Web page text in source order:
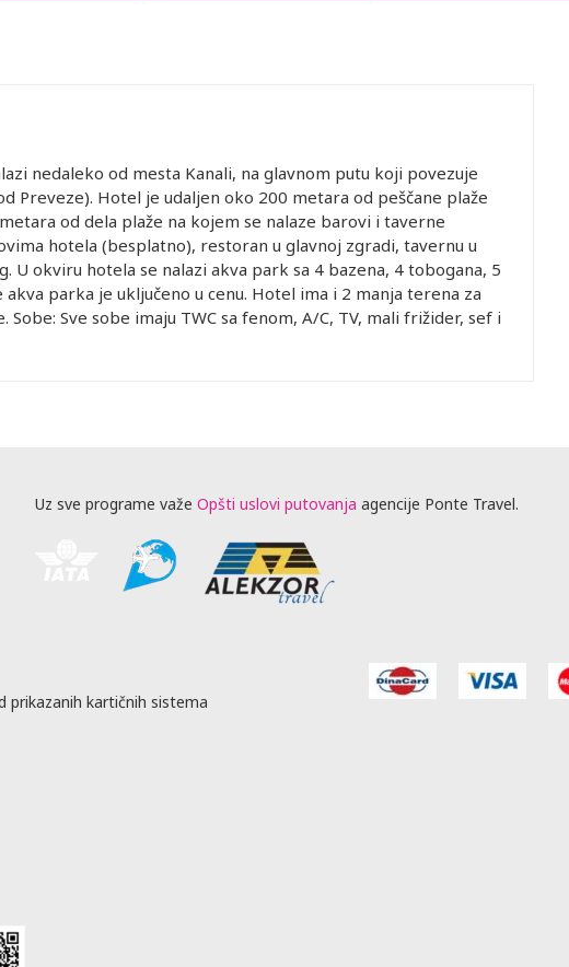
nedaleko od mesta Kanali, na glavnom putu koji povezuje
Preveze). Hotel je udaljen oko 200 metara od peščane plaže
od dela plaže na kojem se nalaze barovi i taverne
hotela (besplatno), restoran u glavnoj zgradi, tavernu u
U okviru hotela se nalazi akva park sa 4 bazena, 4 tobogana, 5
parka je uključeno u cenu. Hotel ima i 2 manja terena za
Sve sobe imaju TWC sa fenom, A/C, TV, mali frižider, sef i
Uz sve programe važe Opšti uslovi putovanja agencije Ponte Travel.
prikazanih kartičnih sistema